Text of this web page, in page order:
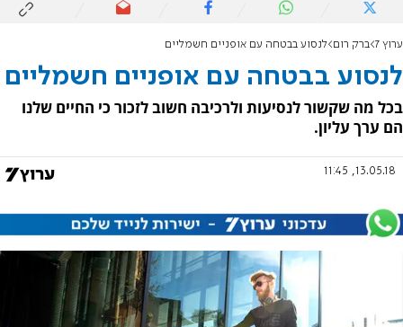
ערוץ 7 ברק רום לנסוע בבטחה עם אופניים חשמליים
לנסוע בבטחה עם אופניים חשמליים
בכל מה שקשור לנסיעות ולרכיבה חשוב לזכור כי החיים שלנו
הם ערך עליון.
13.05.18, 11:45